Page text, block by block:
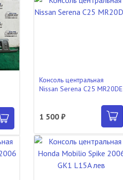
Консоль центральная
Nissan Serena C25 MR20DE
1 500 ₽